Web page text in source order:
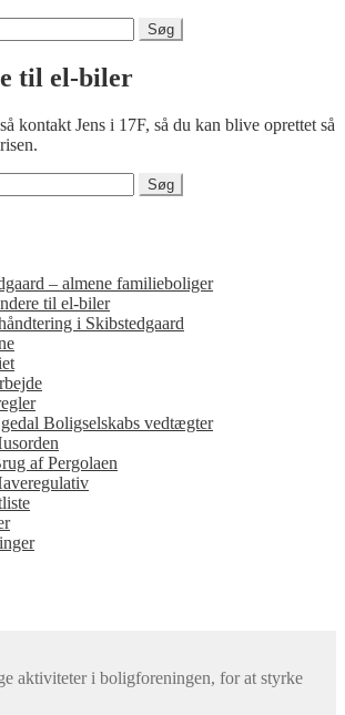
til el-biler
kontakt Jens i 17F, så du kan blive oprettet så
– almene familieboliger
til el-biler
i Skibstedgaard
Boligselskabs vedtægter
af Pergolaen
aktiviteter i boligforeningen, for at styrke